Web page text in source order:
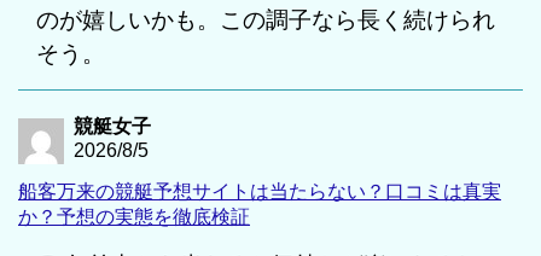
のが嬉しいかも。この調子なら長く続けられ
そう。
競艇女子
2026/8/5
船客万来の競艇予想サイトは当たらない？口コミは真実
か？予想の実態を徹底検証